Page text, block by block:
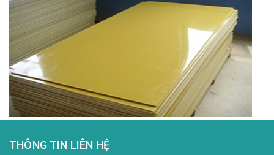
THÔNG TIN LIÊN HỆ